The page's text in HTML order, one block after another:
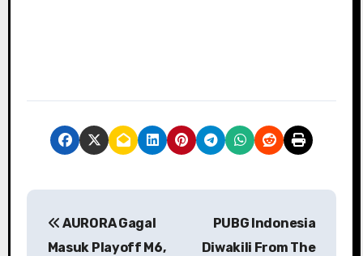
P
AURORA Gagal
Masuk Playoff M6,
PUBG Indonesia
Diwakili From The